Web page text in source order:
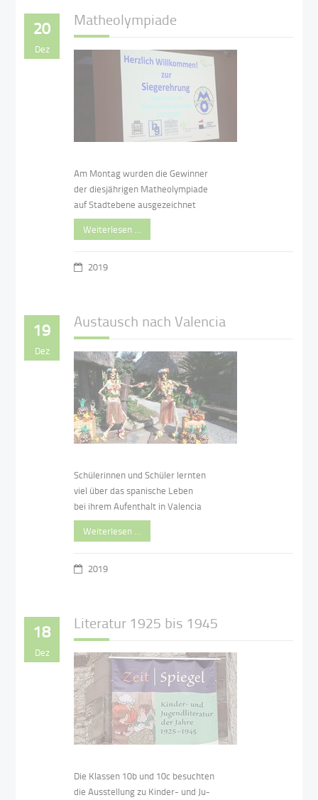
20
Dez
Matheolympiade
Am Montag wurden die Gewinner
der diesjährigen Matheolympiade
auf Stadtebene ausgezeichnet
Weiterlesen …
2019
19
Dez
Austausch nach Valencia
Schülerinnen und Schüler lernten
viel über das spanische Leben
bei ihrem Aufenthalt in Valencia
Weiterlesen …
2019
18
Dez
Literatur 1925 bis 1945
Die Klassen 10b und 10c besuchten
die Ausstellung zu Kinder- und Ju-